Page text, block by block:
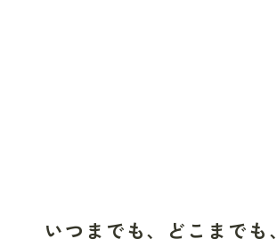
いつまでも、どこまでも、